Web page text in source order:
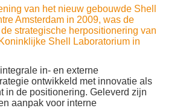
van het nieuw gebouwde Shell
Amsterdam in 2009, was de
strategische herpositionering van
Shell Laboratorium in
in- en externe
ontwikkeld met innovatie als
in de positionering. Geleverd zijn
aanpak voor interne